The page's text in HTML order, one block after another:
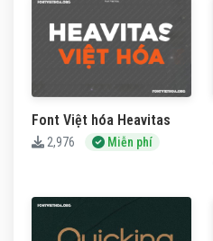
Font Việt hóa Heavitas
2,976 Miễn phí